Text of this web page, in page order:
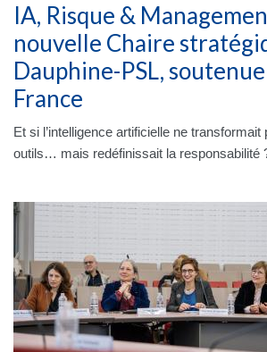
IA, Risque &
nouvelle Chaire
Dauphine-PSL,
France
Et si l’intelligence artificielle ne
outils… mais redéfinissait la responsabilité